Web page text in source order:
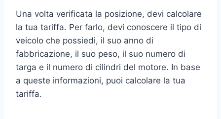
Una volta verificata la posizione, devi calcolare
la tua tariffa. Per farlo, devi conoscere il tipo di
veicolo che possiedi, il suo anno di
fabbricazione, il suo peso, il suo numero di
targa e il numero di cilindri del motore. In base
a queste informazioni, puoi calcolare la tua
tariffa.